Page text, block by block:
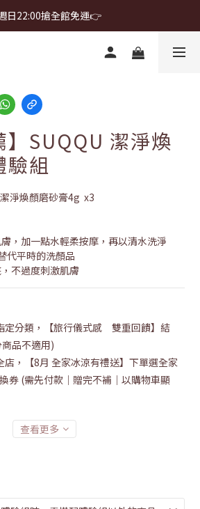
起 ＋ 加 LINE 領 $300 折價券 ➤
日22:00搶全館免運👉
起 ＋ 加 LINE 領 $300 折價券 ➤
】SUQQU 潔淨煥
驗組
淨煥顏磨砂膏4g  x3
，加一點水輕柔按摩，再以清水洗淨
代平時的洗顏品
不過度刺激肌膚
定分類，【旅行儀式感 雙重回饋】結
品不適用)
店，【8月 全家冰涼有禮送】下單選全家
券 (需先付款｜贈完不補｜以購物車顯
查看更多